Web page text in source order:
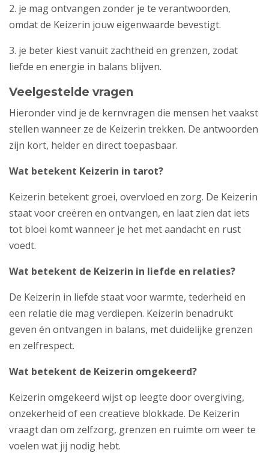
2. je mag ontvangen zonder je te verantwoorden,
omdat de Keizerin jouw eigenwaarde bevestigt.
3. je beter kiest vanuit zachtheid en grenzen, zodat
liefde en energie in balans blijven.
Veelgestelde vragen
Hieronder vind je de kernvragen die mensen het vaakst
stellen wanneer ze de Keizerin trekken. De antwoorden
zijn kort, helder en direct toepasbaar.
Wat betekent Keizerin in tarot?
Keizerin betekent groei, overvloed en zorg. De Keizerin
staat voor creëren en ontvangen, en laat zien dat iets
tot bloei komt wanneer je het met aandacht en rust
voedt.
Wat betekent de Keizerin in liefde en relaties?
De Keizerin in liefde staat voor warmte, tederheid en
een relatie die mag verdiepen. Keizerin benadrukt
geven én ontvangen in balans, met duidelijke grenzen
en zelfrespect.
Wat betekent de Keizerin omgekeerd?
Keizerin omgekeerd wijst op leegte door overgiving,
onzekerheid of een creatieve blokkade. De Keizerin
vraagt dan om zelfzorg, grenzen en ruimte om weer te
voelen wat jij nodig hebt.